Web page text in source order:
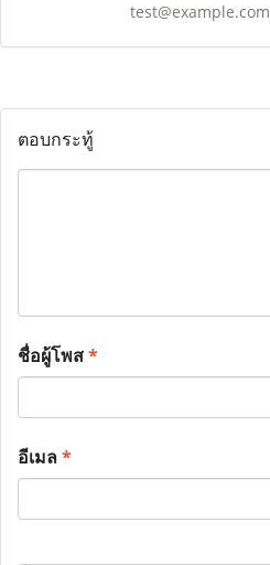
test@example.com
ตอบกระทู้
ชื่อผู้โพส*
อีเมล*